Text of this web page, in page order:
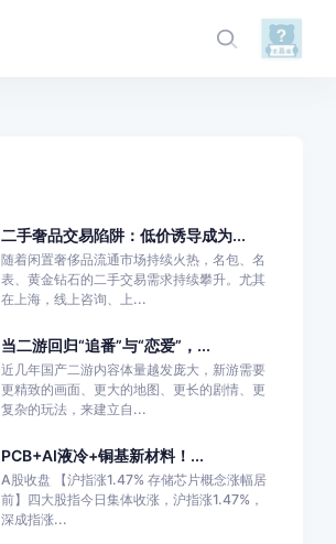
二手奢品交易陷阱：低价诱导成为...
随着闲置奢侈品流通市场持续火热，名包、名
表、黄金钻石的二手交易需求持续攀升。尤其
在上海，线上咨询、上...
当二游回归“追番”与“恋爱”，...
近几年国产二游内容体量越发庞大，新游需要
更精致的画面、更大的地图、更长的剧情、更
复杂的玩法，来建立自...
PCB+AI液冷+铜基新材料！...
A股收盘 【沪指涨1.47% 存储芯片概念涨幅居
前】四大股指今日集体收涨，沪指涨1.47%，
深成指涨...